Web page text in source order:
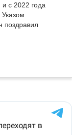
с 2022 года
поздравил